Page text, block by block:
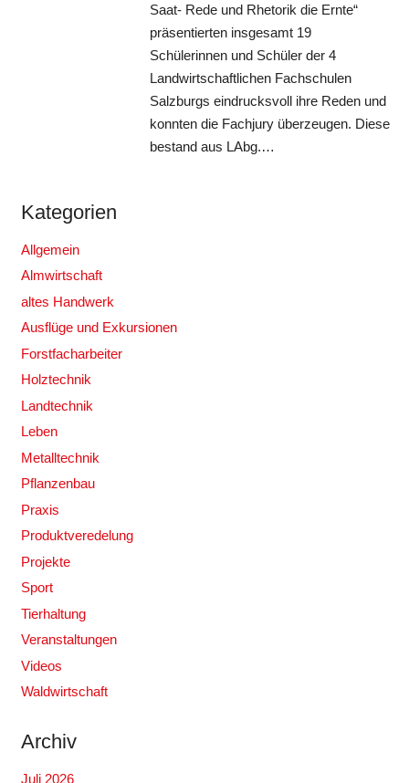
Saat- Rede und Rhetorik die Ernte“
präsentierten insgesamt 19
Schülerinnen und Schüler der 4
Landwirtschaftlichen Fachschulen
Salzburgs eindrucksvoll ihre Reden und
konnten die Fachjury überzeugen. Diese
bestand aus LAbg.…
Kategorien
Allgemein
Almwirtschaft
altes Handwerk
Ausflüge und Exkursionen
Forstfacharbeiter
Holztechnik
Landtechnik
Leben
Metalltechnik
Pflanzenbau
Praxis
Produktveredelung
Projekte
Sport
Tierhaltung
Veranstaltungen
Videos
Waldwirtschaft
Archiv
Juli 2026